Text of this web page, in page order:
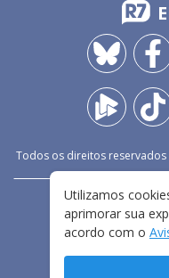
Todos os direitos reservados
TERMOS
Utilizamos
aprimorar sua
acordo com o